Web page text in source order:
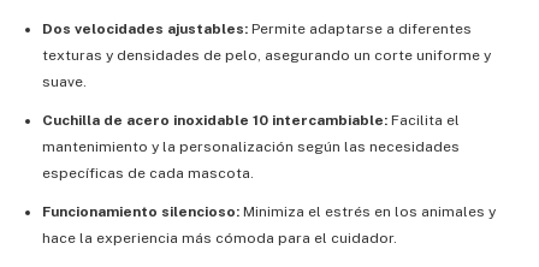
Dos velocidades ajustables: Permite adaptarse a diferentes
texturas y densidades de pelo, asegurando un corte uniforme y
suave.
Cuchilla de acero inoxidable 10 intercambiable: Facilita el
mantenimiento y la personalización según las necesidades
específicas de cada mascota.
Funcionamiento silencioso: Minimiza el estrés en los animales y
hace la experiencia más cómoda para el cuidador.